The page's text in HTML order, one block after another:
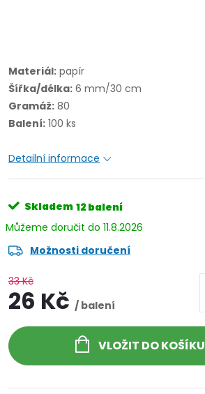
Materiál: papír
Šířka/délka: 6 mm/30 cm
Gramáž: 80
Balení: 100 ks
Detailní informace
Skladem 12 balení
11.8.2026
Možnosti doručení
33 Kč
26 Kč / balení
VLOŽIT DO KOŠÍKU